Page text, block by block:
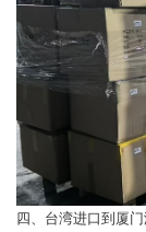
四、台湾进口到厦